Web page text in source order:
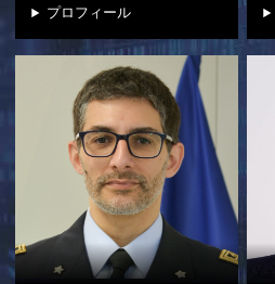
プロフィール